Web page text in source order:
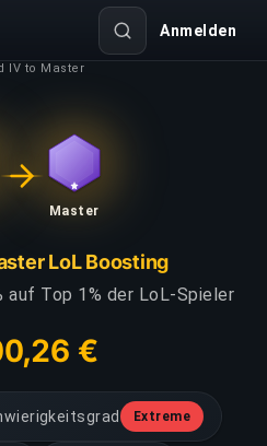
Anmelden
IV to Master
Master
LoL Boosting
auf Top 1% der LoL-Spieler
€
Extreme